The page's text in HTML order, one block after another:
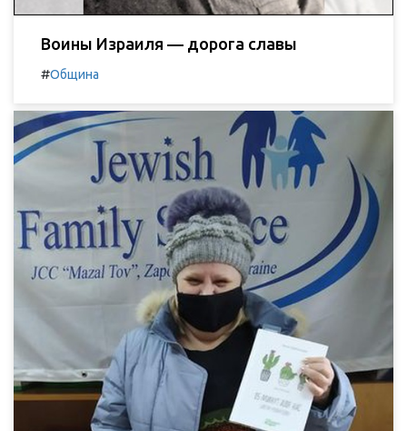
Воины Израиля — дорога славы
#Община